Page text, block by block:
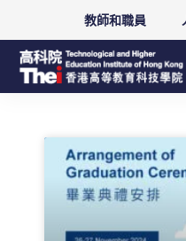
教師和職員